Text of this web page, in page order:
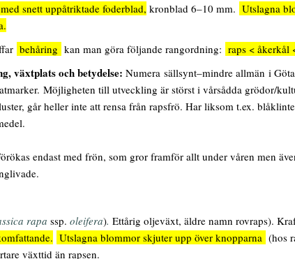
snett uppåtriktade foderblad, kronblad 6–10 mm. Utslagna
behåring kan man göra följande rangordning: raps < åkerkål
växtplats och betydelse: Numera sällsynt–mindre allmän i
Möjligheten till utveckling är störst i vårsådda grödor/
går heller inte att rensa från rapsfrö. Har liksom t.ex.
endast med frön, som gror framför allt under våren men
rapa ssp. oleifera). Ettårig oljeväxt, äldre namn rovraps).
Utslagna blommor skjuter upp över knopparna (hos
växttid än rapsen.